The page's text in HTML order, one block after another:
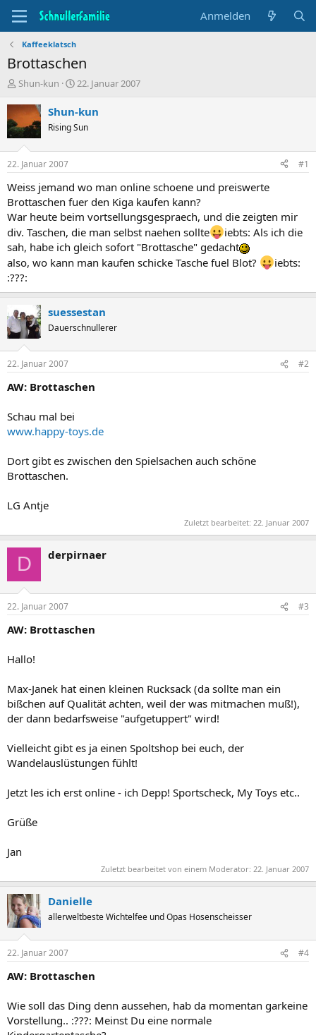
Anmelden
Kaffeeklatsch
Brottaschen
T
e
e
n
t
a
t
e
r
Shun-kun
B
g
n
a
t
m
22. Januar 2007
Shun-kun
Rising Sun
22. Januar 2007 #1
Weiss jemand wo man online schoene und preiswerte
Brottaschen fuer den Kiga kaufen kann?
War heute beim vortsellungsgespraech, und die zeigten mir
div. Taschen, die man selbst naehen sollte
iebts: Als ich die
sah, habe ich gleich sofort "Brottasche" gedacht
also, wo kann man kaufen schicke Tasche fuel Blot?
iebts:
:???:
suessestan
Dauerschnullerer
22. Januar 2007 #2
AW: Brottaschen
Schau mal bei
www.happy-toys.de
Dort gibt es zwischen den Spielsachen auch schöne
Brottaschen.
LG Antje
Zuletzt bearbeitet: 22. Januar 2007
D derpirnaer
22. Januar 2007 #3
AW: Brottaschen
Hallo!
Max-Janek hat einen kleinen Rucksack (da sollte man ein
bißchen auf Qualität achten, weil der was mitmachen muß!),
der dann bedarfsweise "aufgetuppert" wird!
Vielleicht gibt es ja einen Spoltshop bei euch, der
Wandelauslüstungen fühlt!
Jetzt les ich erst online - ich Depp! Sportscheck, My Toys etc..
Grüße
Jan
Zuletzt bearbeitet von einem Moderator: 22. Januar 2007
Danielle
allerweltbeste Wichtelfee und Opas Hosenscheisser
22. Januar 2007 #4
AW: Brottaschen
Wie soll das Ding denn aussehen, hab da momentan garkeine
Vorstellung.. :???: Meinst Du eine normale